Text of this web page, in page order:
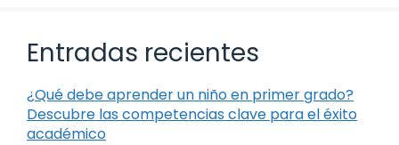
Entradas recientes
¿Qué debe aprender un niño en primer grado?
Descubre las competencias clave para el éxito
académico